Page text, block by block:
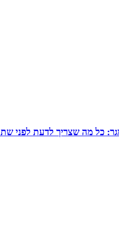
כל מה שצריך לדעת לפני